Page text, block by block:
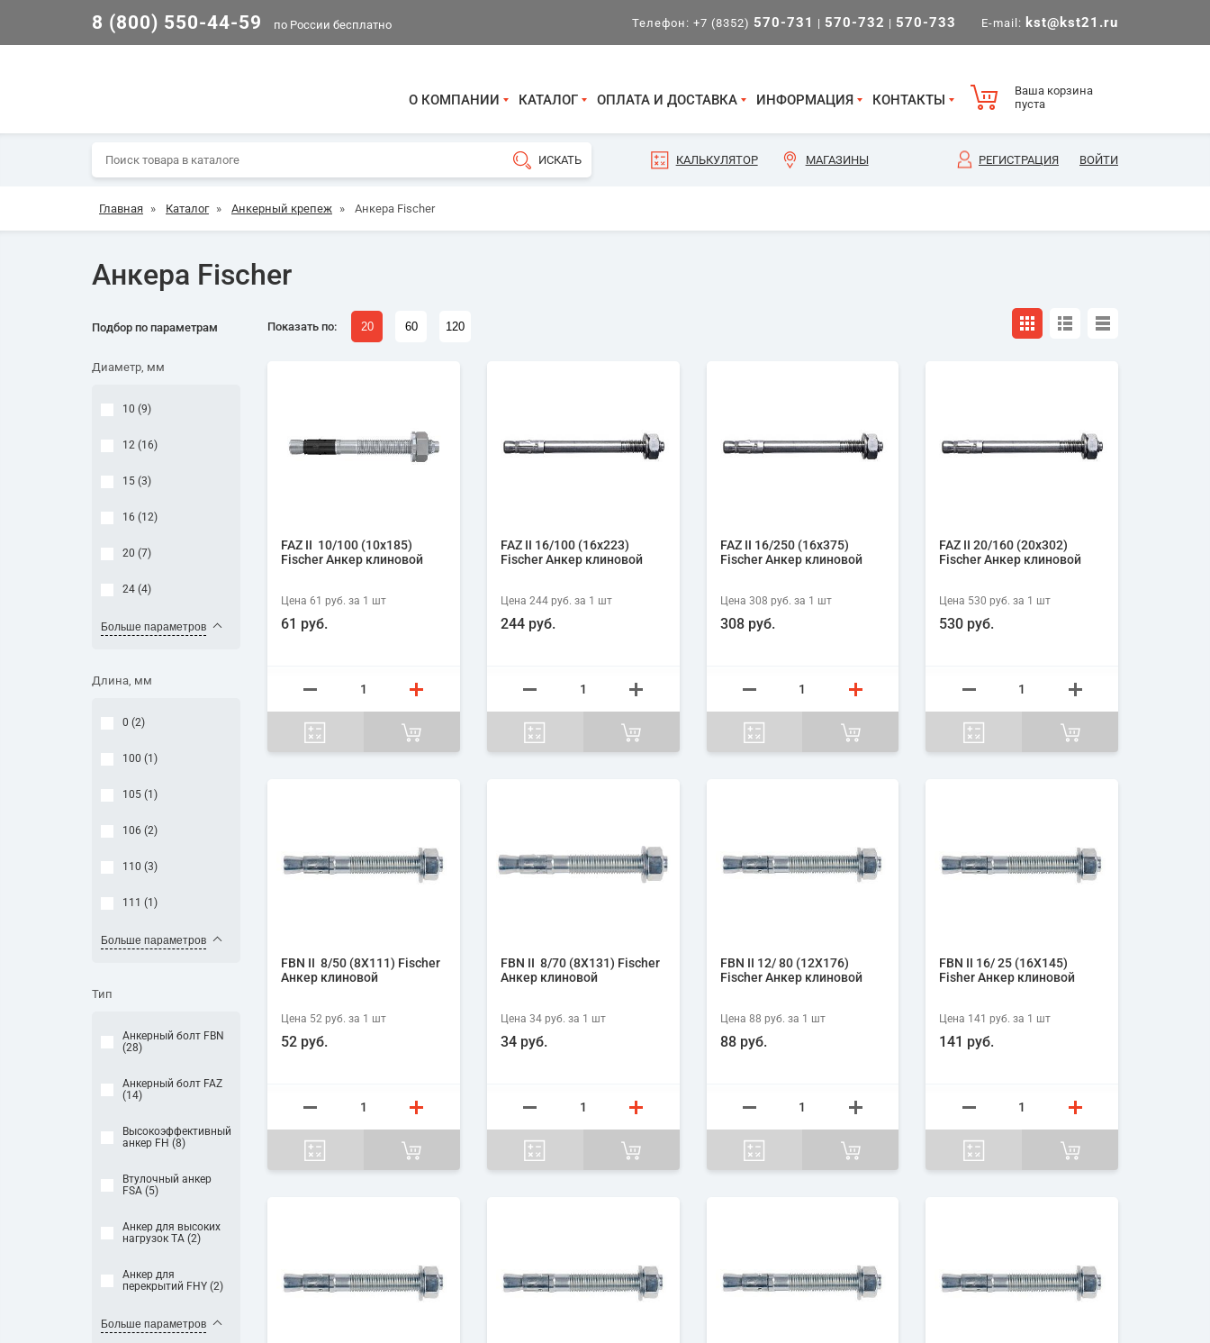
8 (800) 550-44-59 по России бесплатно Телефон: +7 (8352) 570-731 | 570-732 | 570-733 E-mail: kst@kst21.ru
О КОМПАНИИ КАТАЛОГ ОПЛАТА И ДОСТАВКА ИНФОРМАЦИЯ КОНТАКТЫ
Ваша корзина
пуста
КАЛЬКУЛЯТОР МАГАЗИНЫ РЕГИСТРАЦИЯ ВОЙТИ
Главная » Каталог » Анкерный крепеж » Анкера Fischer
Анкера Fischer
Подбор по параметрам
Диаметр, мм
10 (9)
12 (16)
15 (3)
16 (12)
20 (7)
24 (4)
Больше параметров
Длина, мм
0 (2)
100 (1 )
105 (1 )
106 (2)
110 (3)
111 (1 )
Больше параметров
Тип
Анкерный болт FBN
(28)
Анкерный болт FAZ
(14)
Высокоэффективный
анкер FH (8)
Втулочный анкер
FSA (5)
Анкер для высоких
нагрузок TA (2)
Анкер для
перекрытий FHY (2)
Больше параметров
Показать по: 20 60 120
FAZ II 10/100 (10х185)
Fischer Анкер клиновой
Цена 61 руб. за 1 шт
61 руб.
FAZ II 16/100 (16х223)
Fischer Анкер клиновой
Цена 244 руб. за 1 шт
244 руб.
FAZ II 16/250 (16х375)
Fischer Анкер клиновой
Цена 308 руб. за 1 шт
308 руб.
FAZ II 20/160 (20х302)
Fischer Анкер клиновой
Цена 530 руб. за 1 шт
530 руб.
FBN II 8/50 (8X111) Fischer
Анкер клиновой
Цена 52 руб. за 1 шт
52 руб.
FBN II 8/70 (8X131) Fischer
Анкер клиновой
Цена 34 руб. за 1 шт
34 руб.
FBN II 12/ 80 (12X176)
Fischer Анкер клиновой
Цена 88 руб. за 1 шт
88 руб.
FBN II 16/ 25 (16X145)
Fisher Анкер клиновой
Цена 141 руб. за 1 шт
141 руб.